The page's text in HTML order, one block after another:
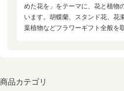
めた花を」をテーマに、花と植物
います。胡蝶蘭、スタンド花、花
葉植物などフラワーギフト全般を
商品カテゴリ